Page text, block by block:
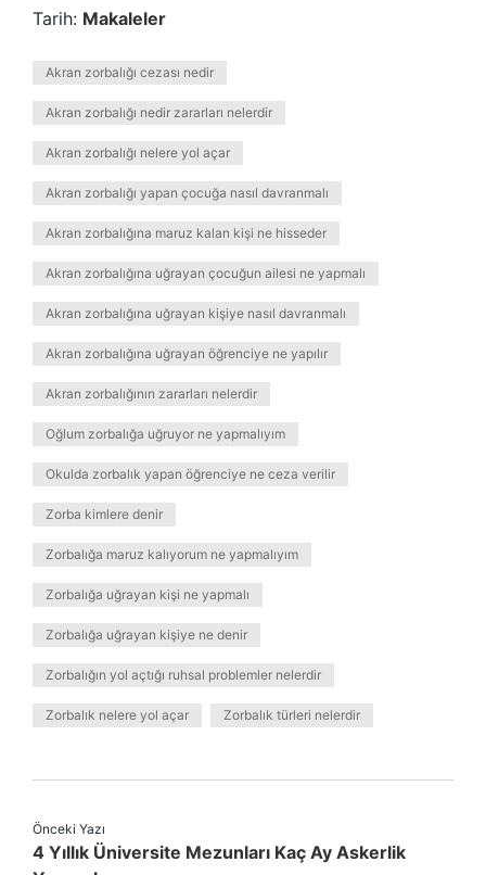
Tarih: Makaleler
Akran zorbalığı cezası nedir
Akran zorbalığı nedir zararları nelerdir
Akran zorbalığı nelere yol açar
Akran zorbalığı yapan çocuğa nasıl davranmalı
Akran zorbalığına maruz kalan kişi ne hisseder
Akran zorbalığına uğrayan çocuğun ailesi ne yapmalı
Akran zorbalığına uğrayan kişiye nasıl davranmalı
Akran zorbalığına uğrayan öğrenciye ne yapılır
Akran zorbalığının zararları nelerdir
Oğlum zorbalığa uğruyor ne yapmalıyım
Okulda zorbalık yapan öğrenciye ne ceza verilir
Zorba kimlere denir
Zorbalığa maruz kalıyorum ne yapmalıyım
Zorbalığa uğrayan kişi ne yapmalı
Zorbalığa uğrayan kişiye ne denir
Zorbalığın yol açtığı ruhsal problemler nelerdir
Zorbalık nelere yol açar Zorbalık türleri nelerdir
Önceki Yazı
4 Yıllık Üniversite Mezunları Kaç Ay Askerlik